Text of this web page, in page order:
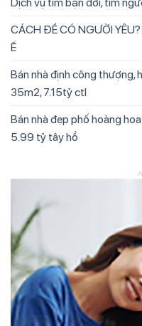
CÁCH ĐỂ CÓ NGƯỜI
Ế
Bán nhà định công thượng,
35m2, 7.15tỷ ctl
Bán nhà đẹp phố hoàng
5.99 tỷ tây hồ